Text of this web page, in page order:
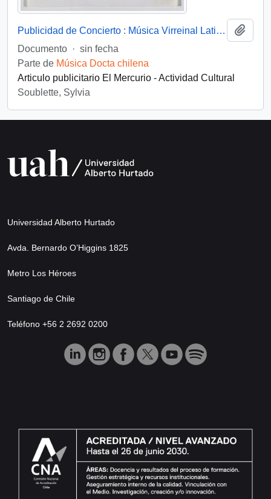
Publicidad de Concierto : Música Virreinal Latinoamericana S.XVI al XVIII
Documento · sin fecha
Parte de Música Docta chilena
Articulo publicitario El Mercurio - Actividad Cultural
Soublette, Sylvia
Universidad Alberto Hurtado
Avda. Bernardo O’Higgins 1825
Metro Los Héroes
Santiago de Chile
Teléfono +56 2 2692 0200